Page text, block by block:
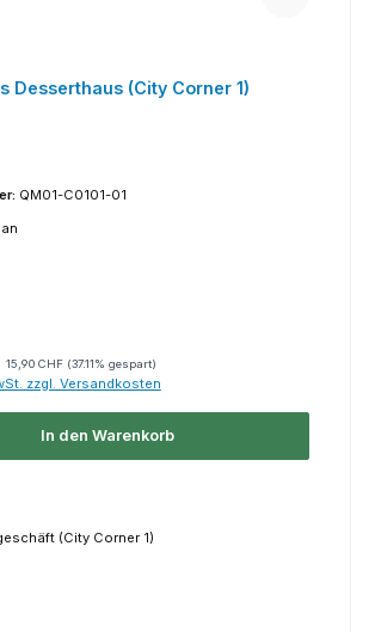
Desserthaus (City Corner 1)
QM01-C0101-01
15,90 CHF (37.11% gespart)
zzgl. Versandkosten
In den Warenkorb